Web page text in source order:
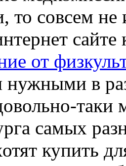
то совсем не
от
нужными в
самых
купить